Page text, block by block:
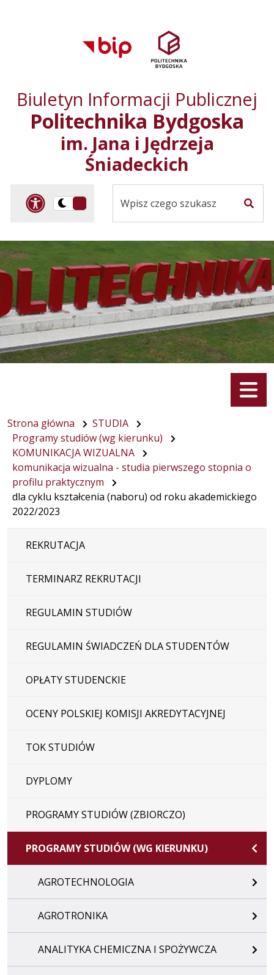
głównego menu
serwisu
Biuletyn Informacji Publicznej
Politechnika Bydgoska
im. Jana i Jędrzeja
Śniadeckich
Panel dostosowania
Przelącz
kontrastowa
Menu
Strona główna
STUDIA
Programy studiów (wg kierunku)
KOMUNIKACJA WIZUALNA
komunikacja wizualna - studia pierwszego stopnia o
profilu praktycznym
dla cyklu kształcenia (naboru) od roku akademickiego
2022/2023
REKRUTACJA
TERMINARZ REKRUTACJI
REGULAMIN STUDIÓW
REGULAMIN ŚWIADCZEŃ DLA STUDENTÓW
OPŁATY STUDENCKIE
OCENY POLSKIEJ KOMISJI AKREDYTACYJNEJ
TOK STUDIÓW
DYPLOMY
PROGRAMY STUDIÓW (ZBIORCZO)
PROGRAMY STUDIÓW (WG KIERUNKU)
AGROTECHNOLOGIA
AGROTRONIKA
ANALITYKA CHEMICZNA I SPOŻYWCZA